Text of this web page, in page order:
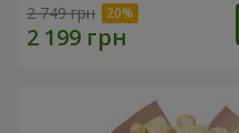
2 749 грн